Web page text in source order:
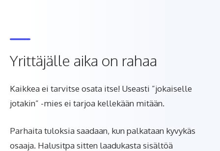
Yrittäjälle aika on rahaa
Kaikkea ei tarvitse osata itse! Useasti ”jokaiselle
jotakin” -mies ei tarjoa kellekään mitään.
Parhaita tuloksia saadaan, kun palkataan kyvykäs
osaaja. Halusitpa sitten laadukasta sisältöä